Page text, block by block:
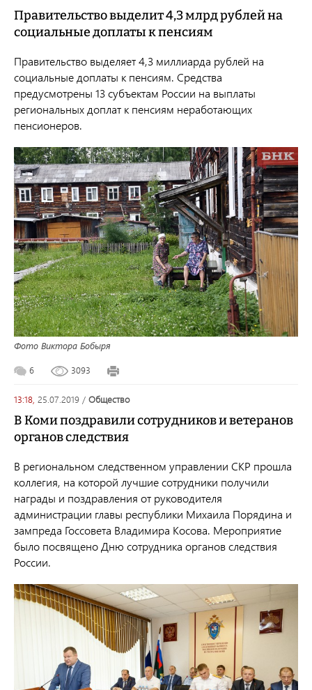
Правительство выделит 4,3 млрд рублей на
социальные доплаты к пенсиям
Правительство выделяет 4,3 миллиарда рублей на
социальные доплаты к пенсиям. Средства
предусмотрены 13 субъектам России на выплаты
региональных доплат к пенсиям неработающих
пенсионеров.
Фото Виктора Бобыря
6 3093
13:18, 25.07.2019 / общество
В Коми поздравили сотрудников и ветеранов
органов следствия
В региональном следственном управлении СКР прошла
коллегия, на которой лучшие сотрудники получили
награды и поздравления от руководителя
администрации главы республики Михаила Порядина и
зампреда Госсовета Владимира Косова. Мероприятие
было посвящено Дню сотрудника органов следствия
России.